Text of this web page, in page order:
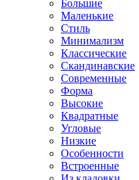
Большие
Маленькие
Стиль
Минимализм
Классические
Скандинавские
Современные
Форма
Высокие
Квадратные
Угловые
Низкие
Особенности
Встроенные